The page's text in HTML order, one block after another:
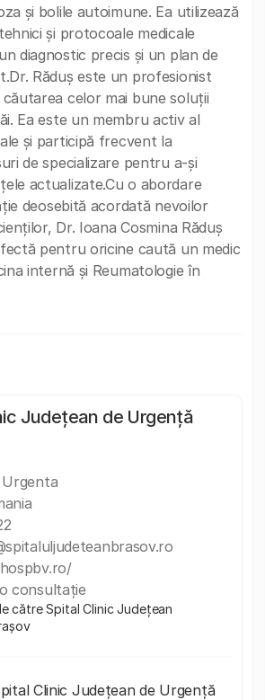
și bolile autoimune. Ea utilizează
și protocoale medicale
diagnostic precis și un plan de
Răduș este un profesionist
celor mai bune soluții
Ea este un membru activ al
și participă frecvent la
de specializare pentru a-și
actualizate.Cu o abordare
deosebită acordată nevoilor
Dr. Ioana Cosmina Răduș
pentru oricine caută un medic
internă și Reumatologie în
Județean de Urgență
Urgenta
consultație
către Spital Clinic Județean
Clinic Județean de Urgență